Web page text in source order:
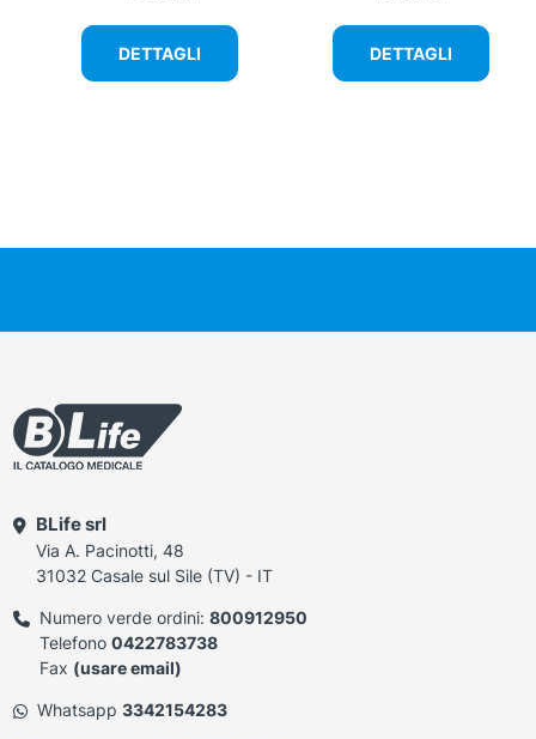
DETTAGLI DETTAGLI
BLife srl
Via A. Pacinotti, 48
31032 Casale sul Sile (TV) - IT
Numero verde ordini: 800912950
Telefono 0422783738
Fax (usare email)
Whatsapp 3342154283